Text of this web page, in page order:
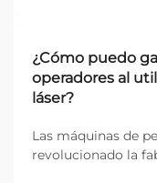
¿Cómo puedo
operadores al
láser?
Las máquinas de
revolucionado la